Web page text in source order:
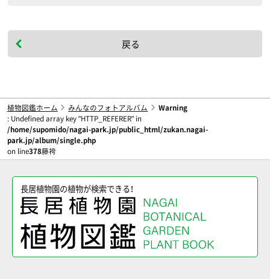
戻る
植物図鑑ホーム みんなのフォトアルバム
Warning
: Undefined array key "HTTP_REFERER" in
/home/supomido/nagai-park.jp/public_html/zukan.nagai-
park.jp/album/single.php
on line378藤袴
長居植物園の植物が検索できる！